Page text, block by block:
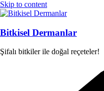
Skip to content
Bitkisel Dermanlar
Şifalı bitkiler ile doğal reçeteler!